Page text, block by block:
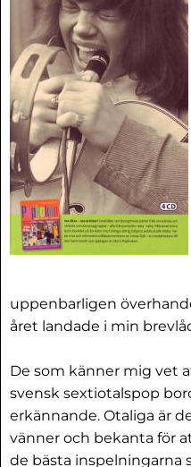
uppenbarligen
året landade i min
De som känner mig vet
svensk sextiotalspop
erkännande. Otaliga är
vänner och bekanta för
de bästa inspelningarna